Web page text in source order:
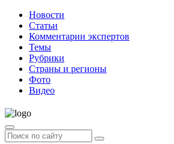
Новости
Статьи
Комментарии экспертов
Темы
Рубрики
Страны и регионы
Фото
Видео